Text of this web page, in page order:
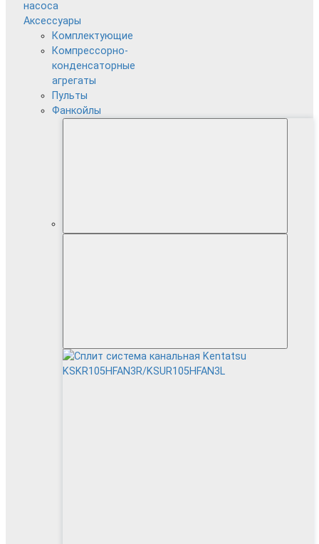
насоса
Аксессуары
Комплектующие
Компрессорно-
конденсаторные
агрегаты
Пульты
Фанкойлы